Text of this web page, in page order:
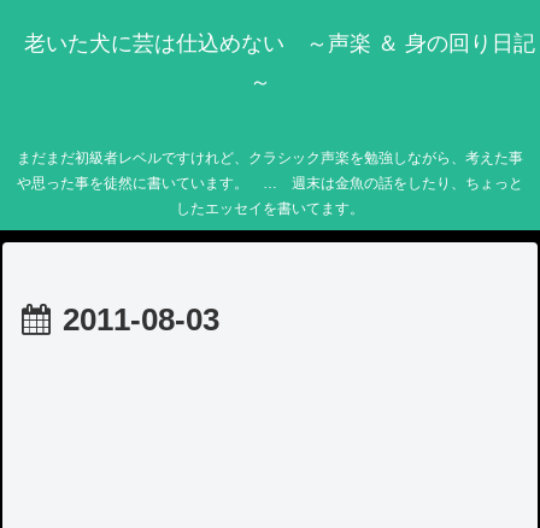
老いた犬に芸は仕込めない ～声楽 ＆ 身の回り日記
～
まだまだ初級者レベルですけれど、クラシック声楽を勉強しながら、考えた事
や思った事を徒然に書いています。 … 週末は金魚の話をしたり、ちょっと
したエッセイを書いてます。
2011-08-03